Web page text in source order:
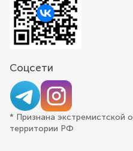
Соцсети
* Признана экстремистской
территории РФ